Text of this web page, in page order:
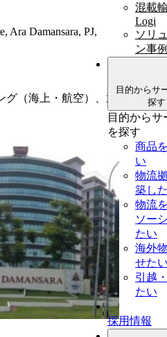
混載
Logi
ソリ
ン事
目的からサ
探す
目的からサ
を探す
商品
い
物流
築し
物流
ソー
たい
海外
せた
引越
たい
採用情報
Ara Damansara, PJ,
（海上・航空）、通関、ク